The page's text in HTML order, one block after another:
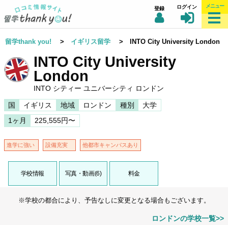
登録 ログイン メニュー
留学thank you! > イギリス留学 > INTO City University London
INTO City University
London
INTO シティー ユニバーシティ ロンドン
国 イギリス 地域 ロンドン 種別
大学
1ヶ月
225,555円〜
進学に強い 設備充実 他都市キャンパスあり
学校情報 写真・動画(6) 料金
※学校の都合により、予告なしに変更となる場合もございます。
ロンドンの学校一覧>>